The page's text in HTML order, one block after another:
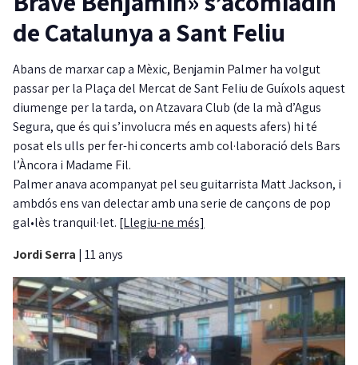
de Catalunya a Sant Feliu
Abans de marxar cap a Mèxic, Benjamin Palmer ha volgut
passar per la Plaça del Mercat de Sant Feliu de Guíxols aquest
diumenge per la tarda, on Atzavara Club (de la mà d’Agus
Segura, que és qui s’involucra més en aquests afers) hi té
posat els ulls per fer-hi concerts amb col·laboració dels Bars
l’Àncora i Madame Fil.
Palmer anava acompanyat pel seu guitarrista Matt Jackson, i
ambdós ens van delectar amb una serie de cançons de pop
gal•lès tranquil·let. [Llegiu-ne més]
Jordi Serra | 11 anys